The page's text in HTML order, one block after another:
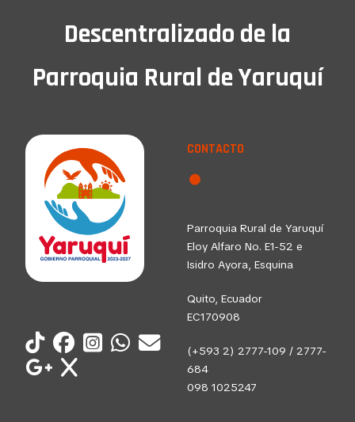
Descentralizado de la
Parroquia Rural de Yaruquí
CONTACTO
Parroquia Rural de Yaruquí
Eloy Alfaro No. E1-52 e
Isidro Ayora, Esquina
Quito, Ecuador
EC170908
(+593 2) 2777-109 / 2777-
684
098 1025247